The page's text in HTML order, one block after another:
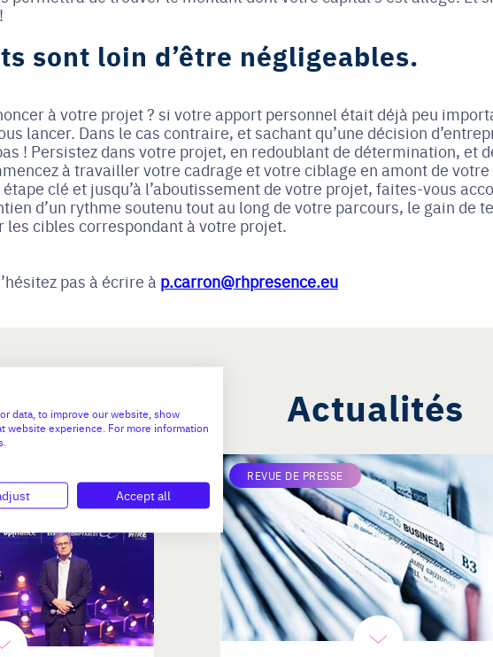
sont loin d’être négligeables.
à votre projet ? si votre apport personnel était déjà peu
lancer. Dans le cas contraire, et sachant qu’une décision
! Persistez dans votre projet, en redoublant de détermination, et
à travailler votre cadrage et votre ciblage en amont de
clé et jusqu’à l’aboutissement de votre projet, faites-vous
d’un rythme soutenu tout au long de votre parcours, le gain de
cibles correspondant à votre projet.
pas à écrire à p.carron@rhpresence.eu
Actualités
REVUE DE PRESSE
data, to improve our website, show
website experience. For more information
Accept all